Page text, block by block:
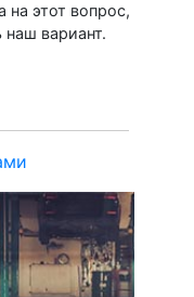
на этот вопрос,
вариант.